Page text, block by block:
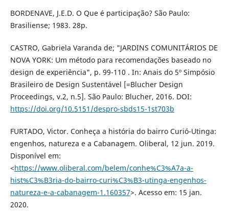
BORDENAVE, J.E.D. O Que é participação? São Paulo:
Brasiliense; 1983. 28p.
CASTRO, Gabriela Varanda de; "JARDINS COMUNITÁRIOS DE
NOVA YORK: Um método para recomendações baseado no
design de experiência", p. 99-110 . In: Anais do 5º Simpósio
Brasileiro de Design Sustentável [=Blucher Design
Proceedings, v.2, n.5]. São Paulo: Blucher, 2016. DOI:
https://doi.org/10.5151/despro-sbds15-1st703b
FURTADO, Victor. Conheça a história do bairro Curió-Utinga:
engenhos, natureza e a Cabanagem. Oliberal, 12 jun. 2019.
Disponível em:
<https://www.oliberal.com/belem/conhe%C3%A7a-a-
hist%C3%B3ria-do-bairro-curi%C3%B3-utinga-engenhos-
natureza-e-a-cabanagem-1.160357>. Acesso em: 15 jan.
2020.